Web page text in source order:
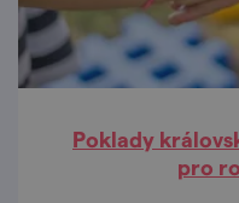
Poklady
pro